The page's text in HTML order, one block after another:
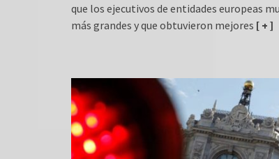
que los ejecutivos de entidades europeas
más grandes y que obtuvieron mejores [ + ]